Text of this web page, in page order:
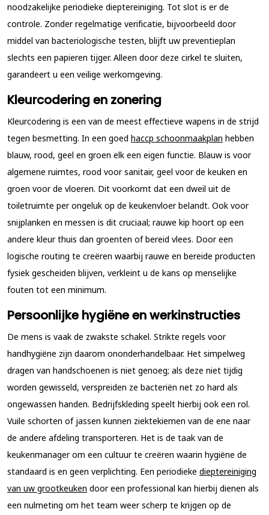
noodzakelijke periodieke dieptereiniging. Tot slot is er de
controle. Zonder regelmatige verificatie, bijvoorbeeld door
middel van bacteriologische testen, blijft uw preventieplan
slechts een papieren tijger. Alleen door deze cirkel te sluiten,
garandeert u een veilige werkomgeving.
Kleurcodering en zonering
Kleurcodering is een van de meest effectieve wapens in de strijd
tegen besmetting. In een goed haccp schoonmaakplan hebben
blauw, rood, geel en groen elk een eigen functie. Blauw is voor
algemene ruimtes, rood voor sanitair, geel voor de keuken en
groen voor de vloeren. Dit voorkomt dat een dweil uit de
toiletruimte per ongeluk op de keukenvloer belandt. Ook voor
snijplanken en messen is dit cruciaal; rauwe kip hoort op een
andere kleur thuis dan groenten of bereid vlees. Door een
logische routing te creëren waarbij rauwe en bereide producten
fysiek gescheiden blijven, verkleint u de kans op menselijke
fouten tot een minimum.
Persoonlijke hygiëne en werkinstructies
De mens is vaak de zwakste schakel. Strikte regels voor
handhygiëne zijn daarom ononderhandelbaar. Het simpelweg
dragen van handschoenen is niet genoeg; als deze niet tijdig
worden gewisseld, verspreiden ze bacteriën net zo hard als
ongewassen handen. Bedrijfskleding speelt hierbij ook een rol.
Vuile schorten of jassen kunnen ziektekiemen van de ene naar
de andere afdeling transporteren. Het is de taak van de
keukenmanager om een cultuur te creëren waarin hygiëne de
standaard is en geen verplichting. Een periodieke dieptereiniging
van uw grootkeuken door een professional kan hierbij dienen als
een nulmeting om het team weer scherp te krijgen op de